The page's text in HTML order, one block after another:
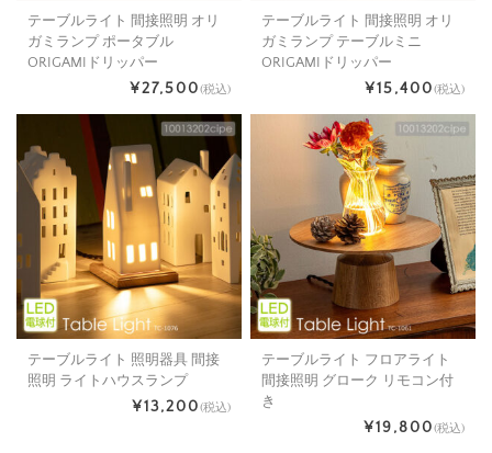
テーブルライト 間接照明 オリ
ガミランプ ポータブル
ORIGAMIドリッパー
¥27,500(税込)
テーブルライト 間接照明 オリ
ガミランプ テーブルミニ
ORIGAMIドリッパー
¥15,400(税込)
テーブルライト 照明器具 間接
照明 ライトハウスランプ
¥13,200(税込)
テーブルライト フロアライト
間接照明 グローク リモコン付
き
¥19,800(税込)